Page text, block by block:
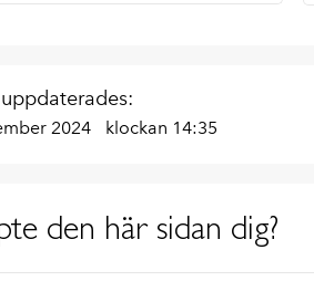
2024 klockan 14:35
den här sidan dig?